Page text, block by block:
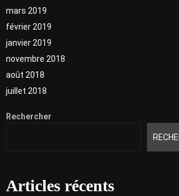
mars 2019
février 2019
janvier 2019
novembre 2018
août 2018
juillet 2018
Rechercher
Articles récents